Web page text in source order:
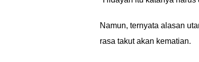
Namun, ternyata alasan
rasa takut akan kematian.